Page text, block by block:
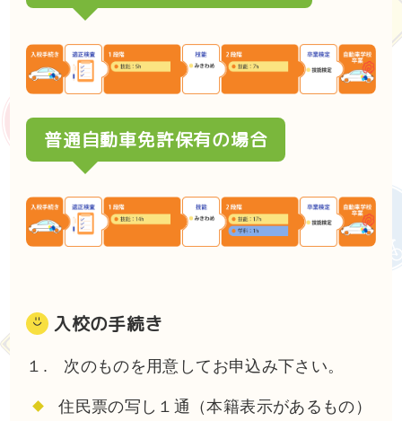
普通自動車免許保有の場合
入校の手続き
１. 次のものを用意してお申込み下さい。
住民票の写し１通（本籍表示があるもの）